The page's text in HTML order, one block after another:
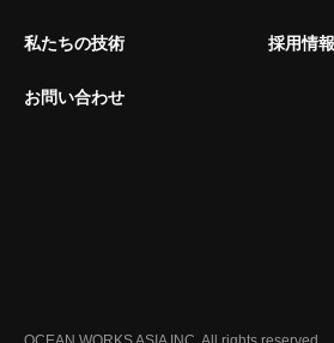
私たちの技術 採用情報
お問い合わせ